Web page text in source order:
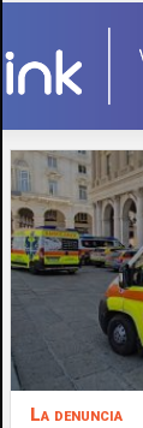
La denuncia